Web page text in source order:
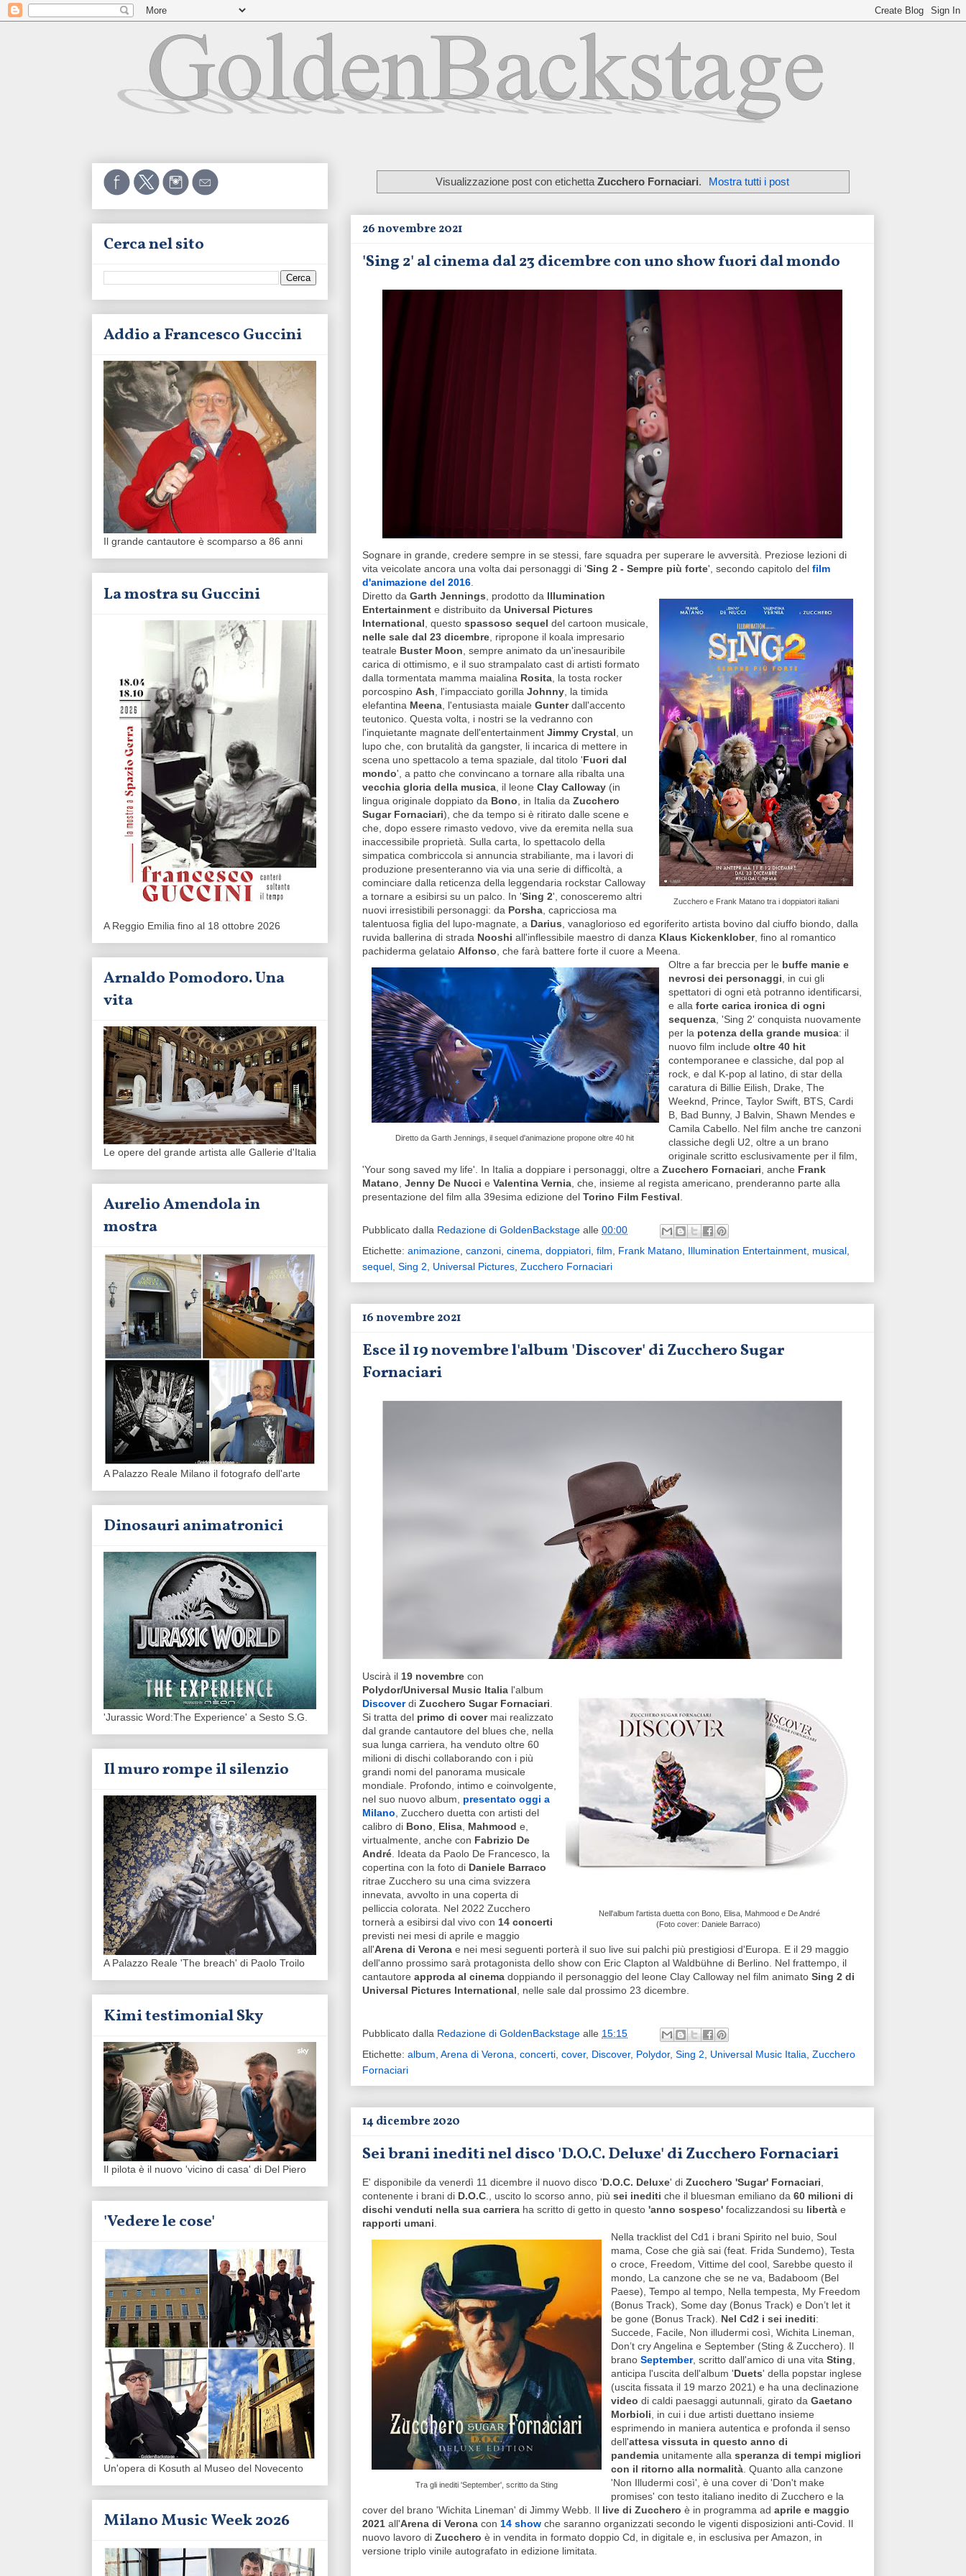
Visualizzazione post con etichetta Zucchero Fornaciari. Mostra tutti i post
26 novembre 2021
'Sing 2' al cinema dal 23 dicembre con uno show fuori dal mondo
Sognare in grande, credere sempre in se stessi, fare squadra per superare le avversità. Preziose lezioni di
vita veicolate ancora una volta dai personaggi di 'Sing 2 - Sempre più forte', secondo capitolo del film
d'animazione del 2016.
Zucchero e Frank Matano tra i doppiatori italiani
Diretto da Garth Jennings, prodotto da Illumination
Entertainment e distribuito da Universal Pictures
International, questo spassoso sequel del cartoon musicale,
nelle sale dal 23 dicembre, ripropone il koala impresario
teatrale Buster Moon, sempre animato da un'inesauribile
carica di ottimismo, e il suo strampalato cast di artisti formato
dalla tormentata mamma maialina Rosita, la tosta rocker
porcospino Ash, l'impacciato gorilla Johnny, la timida
elefantina Meena, l'entusiasta maiale Gunterdall'accento
teutonico. Questa volta, i nostri se la vedranno con
l'inquietante magnate dell'entertainment Jimmy Crystal, un
lupo che, con brutalità da gangster, li incarica di mettere in
scena uno spettacolo a tema spaziale, dal titolo 'Fuori dal
mondo', a patto che convincano a tornare alla ribalta una
vecchia gloria della musica, il leone Clay Calloway (in
lingua originale doppiato da Bono, in Italia da Zucchero
Sugar Fornaciari), che da tempo si è ritirato dalle scene e
che, dopo essere rimasto vedovo, vive da eremita nella sua
inaccessibile proprietà. Sulla carta, lo spettacolo della
simpatica combriccola si annuncia strabiliante, ma i lavori di
produzione presenteranno via via una serie di difficoltà, a
cominciare dalla reticenza della leggendaria rockstar Calloway
a tornare a esibirsi su un palco. In 'Sing 2', conosceremo altri
nuovi irresistibili personaggi: da Porsha, capricciosa ma
talentuosa figlia del lupo-magnate, a Darius, vanaglorioso ed egoriferito artista bovino dal ciuffo biondo, dalla
ruvida ballerina di strada Nooshi all'inflessibile maestro di danza Klaus Kickenklober, fino al romantico
pachiderma gelataio Alfonso, che farà battere forte il cuore a Meena.
Diretto da Garth Jennings, il sequel d'animazione propone oltre 40 hit
Oltre a far breccia per le buffe manie e
nevrosi dei personaggi, in cui gli
spettatori di ogni età potranno identificarsi,
e alla forte carica ironica di ogni
sequenza, 'Sing 2' conquista nuovamente
per la potenza della grande musica: il
nuovo film include oltre 40 hit
contemporanee e classiche, dal pop al
rock, e dal K-pop al latino, di star della
caratura di Billie Eilish, Drake, The
Weeknd, Prince, Taylor Swift, BTS, Cardi
B, Bad Bunny, J Balvin, Shawn Mendes e
Camila Cabello. Nel film anche tre canzoni
classiche degli U2, oltre a un brano
originale scritto esclusivamente per il film,
'Your song saved my life'. In Italia a doppiare i personaggi, oltre a Zucchero Fornaciari, anche Frank
Matano, Jenny De Nucci e Valentina Vernia, che, insieme al regista americano, prenderanno parte alla
presentazione del film alla 39esima edizione del Torino Film Festival.
Pubblicato dalla Redazione di GoldenBackstage alle 00:00
Etichette: animazione, canzoni, cinema, doppiatori, film, Frank Matano, Illumination Entertainment, musical,
sequel, Sing 2, Universal Pictures, Zucchero Fornaciari
16 novembre 2021
Esce il 19 novembre l'album 'Discover' di Zucchero Sugar
Fornaciari
Nell'album l'artista duetta con Bono, Elisa, Mahmood e De André
(Foto cover: Daniele Barraco)
Uscirà il 19 novembre con
Polydor/Universal Music Italia l'album
Discoverdi Zucchero Sugar Fornaciari.
Si tratta del primo di cover mai realizzato
dal grande cantautore del blues che, nella
sua lunga carriera, ha venduto oltre 60
milioni di dischi collaborando con i più
grandi nomi del panorama musicale
mondiale. Profondo, intimo e coinvolgente,
nel suo nuovo album, presentato oggi a
Milano, Zucchero duetta con artisti del
calibro di Bono, Elisa, Mahmood e,
virtualmente, anche con Fabrizio De
André. Ideata da Paolo De Francesco, la
copertina con la foto di Daniele Barraco
ritrae Zucchero su una cima svizzera
innevata, avvolto in una coperta di
pelliccia colorata. Nel 2022 Zucchero
tornerà a esibirsi dal vivo con 14 concerti
previsti nei mesi di aprile e maggio
all'Arena di Verona e nei mesi seguenti porterà il suo live sui palchi più prestigiosi d'Europa. E il 29 maggio
dell'anno prossimo sarà protagonista dello show con Eric Clapton al Waldbühne di Berlino. Nel frattempo, il
cantautore approda al cinema doppiando il personaggio del leone Clay Calloway nel film animato Sing 2 di
Universal Pictures International, nelle sale dal prossimo 23 dicembre.
Pubblicato dalla Redazione di GoldenBackstage alle 15:15
Etichette: album, Arena di Verona, concerti, cover, Discover, Polydor, Sing 2, Universal Music Italia, Zucchero
Fornaciari
14 dicembre 2020
Sei brani inediti nel disco 'D.O.C. Deluxe' di Zucchero Fornaciari
E' disponibile da venerdì 11 dicembre il nuovo disco 'D.O.C. Deluxe' di Zucchero 'Sugar' Fornaciari,
contenente i brani di D.O.C., uscito lo scorso anno, più sei inediti che il bluesman emiliano da 60 milioni di
dischi venduti nella sua carriera ha scritto di getto in questo 'anno sospeso' focalizzandosi su libertà e
rapporti umani.
Tra gli inediti 'September', scritto da Sting
Nella tracklist del Cd1 i brani Spirito nel buio, Soul
mama, Cose che già sai (feat. Frida Sundemo), Testa
o croce, Freedom, Vittime del cool, Sarebbe questo il
mondo, La canzone che se ne va, Badaboom (Bel
Paese), Tempo al tempo, Nella tempesta, My Freedom
(Bonus Track), Some day (Bonus Track) e Don’t let it
be gone (Bonus Track). Nel Cd2 i sei inediti:
Succede, Facile, Non illudermi così, Wichita Lineman,
Don’t cry Angelina e September (Sting & Zucchero). Il
brano September, scritto dall'amico di una vita Sting,
anticipa l'uscita dell'album 'Duets' della popstar inglese
(uscita fissata il 19 marzo 2021) e ha una declinazione
video di caldi paesaggi autunnali, girato da Gaetano
Morbioli, in cui i due artisti duettano insieme
esprimendo in maniera autentica e profonda il senso
dell'attesa vissuta in questo anno di
pandemia unitamente alla speranza di tempi migliori
con il ritorno alla normalità. Quanto alla canzone
'Non Illudermi così', è una cover di 'Don't make
promises' con testo italiano inedito di Zucchero e la
cover del brano 'Wichita Lineman' di Jimmy Webb. Il live di Zucchero è in programma ad aprile e maggio
2021 all'Arena di Verona con 14 show che saranno organizzati secondo le vigenti disposizioni anti-Covid. Il
nuovo lavoro di Zucchero è in vendita in formato doppio Cd, in digitale e, in esclusiva per Amazon, in
versione triplo vinile autografato in edizione limitata.
Cerca nel sito
Addio a Francesco Guccini
Il grande cantautore è scomparso a 86 anni
La mostra su Guccini
A Reggio Emilia fino al 18 ottobre 2026
Arnaldo Pomodoro. Una
vita
Le opere del grande artista alle Gallerie d'Italia
Aurelio Amendola in
mostra
A Palazzo Reale Milano il fotografo dell'arte
Dinosauri animatronici
'Jurassic Word:The Experience' a Sesto S.G.
Il muro rompe il silenzio
A Palazzo Reale 'The breach' di Paolo Troilo
Kimi testimonial Sky
Il pilota è il nuovo 'vicino di casa' di Del Piero
'Vedere le cose'
Un'opera di Kosuth al Museo del Novecento
Milano Music Week 2026